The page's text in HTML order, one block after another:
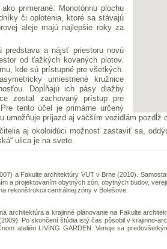
primerané. Monotónnu plochu
či oplotenia, ktoré sa stávajú
aleje majú najlepšie roky za
predstavu a nájsť priestoru novú
od ťažkých kovaných plotov.
kde sú prístupné pre všetkých.
umiestnené kružnice
Dopĺňajú ich pásy dlažby
zostal zachovaný prístup pre
tento účel je primárne určený
umožňuje príjazd aj väčším vozidlám pozdĺž
aj okoloidúci možnosť zastaviť sa,
ulica je na svete.
a Fakulte architektúry VUT v Brne (2010).
a projektovaním obytných zón, obytných budov,
rekonštrukcii centrálnej zóny v Bolešove.
architektúra a krajinné plánovanie na Fakulte
Po skončení štúdia istý čas pôsobil v krajinno-
ateliéri LIVING GARDEN. Venuje sa